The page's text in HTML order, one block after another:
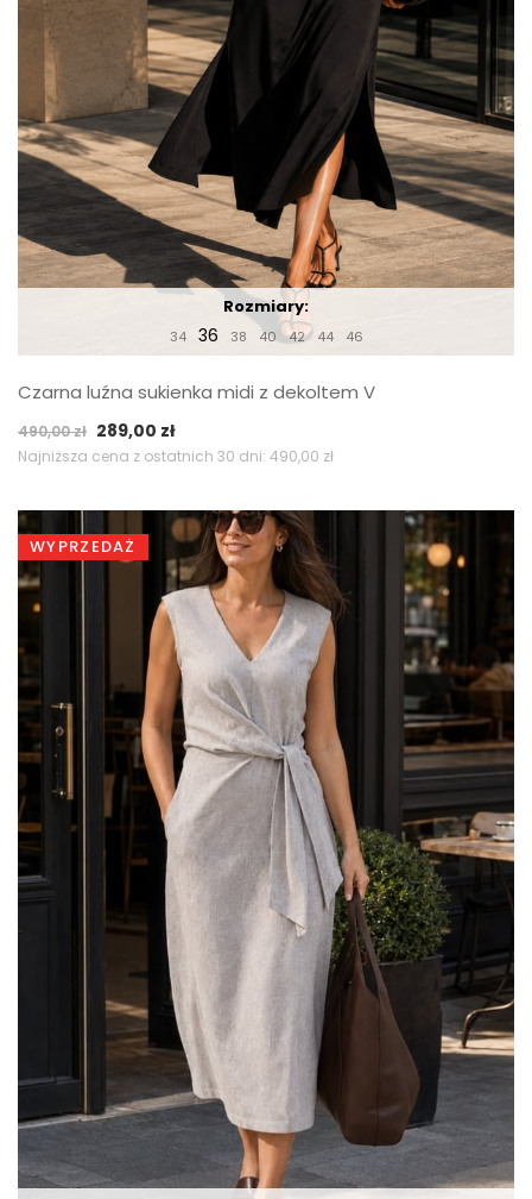
Rozmiary:
34 36 38 40 42 44 46
Czarna luźna sukienka midi z dekoltem V
490,00zł Pierwotna
cena
490,00 zł.
289,00 złAktualna
cena
289,00 zł.
Najniższa cena z ostatnich 30 dni: 490,00 zł
WYPRZEDAŻ